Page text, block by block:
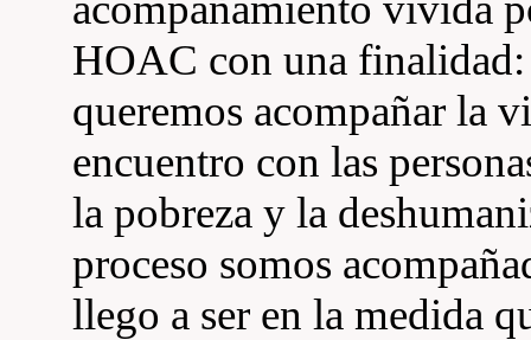
HOAC con una
queremos acompañar la
encuentro con las
la pobreza y la
proceso somos
llego a ser en la medida